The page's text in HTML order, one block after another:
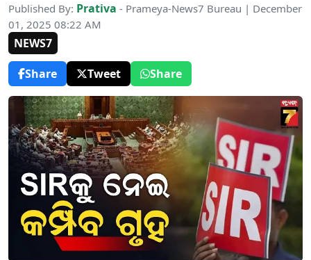
Published By: Prativa - Prameya-News7 Bureau | December
01, 2025 08:22 AM
NEWS7
Share
Tweet Share